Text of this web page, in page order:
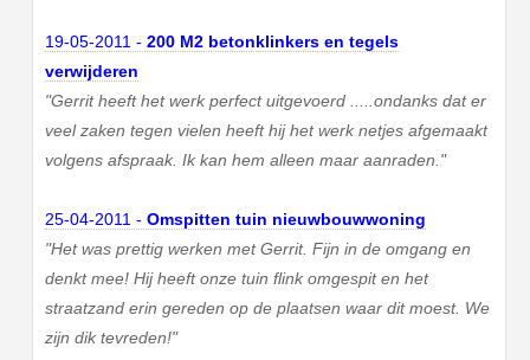
19-05-2011 -200 M2 betonklinkers en tegels
verwijderen
"Gerrit heeft het werk perfect uitgevoerd .....ondanks dat er
veel zaken tegen vielen heeft hij het werk netjes afgemaakt
volgens afspraak. Ik kan hem alleen maar aanraden."
25-04-2011 -Omspitten tuin nieuwbouwwoning
"Het was prettig werken met Gerrit. Fijn in de omgang en
denkt mee! Hij heeft onze tuin flink omgespit en het
straatzand erin gereden op de plaatsen waar dit moest. We
zijn dik tevreden!"